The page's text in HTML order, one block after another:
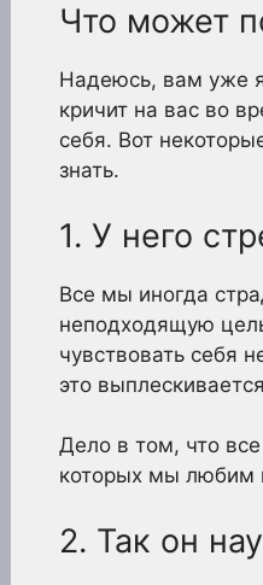
Что может
Надеюсь, вам уже
кричит на вас во
себя. Вот
знать.
1. У него
Все мы иногда
неподходящую
чувствовать себя
это
Дело в том, что
которых мы любим
2. Так он